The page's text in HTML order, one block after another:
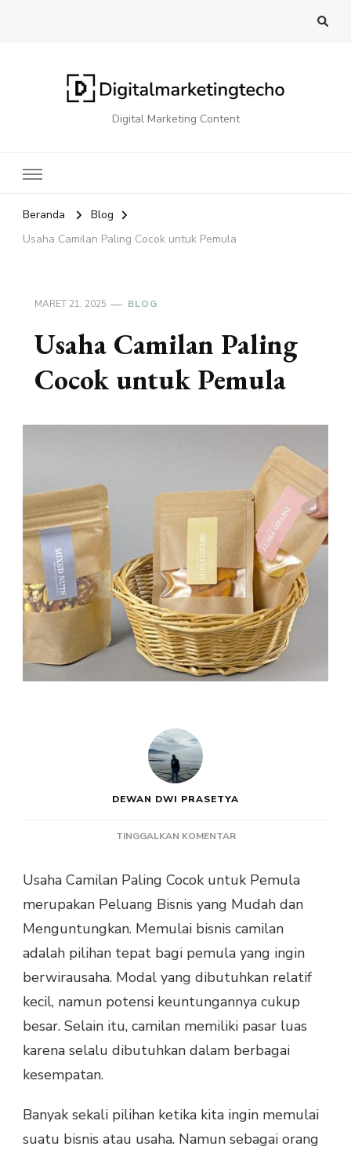
Digital Marketing Content
Beranda
Blog
Usaha Camilan Paling Cocok untuk Pemula
MARET 21, 2025 BLOG
Usaha Camilan Paling
Cocok untuk Pemula
DEWAN DWI PRASETYA
TINGGALKAN KOMENTARPADA
PALING
COCOK
PEMULA
Usaha Camilan Paling Cocok untuk Pemula
merupakan Peluang Bisnis yang Mudah dan
Menguntungkan. Memulai bisnis camilan
adalah pilihan tepat bagi pemula yang ingin
berwirausaha. Modal yang dibutuhkan relatif
kecil, namun potensi keuntungannya cukup
besar. Selain itu, camilan memiliki pasar luas
karena selalu dibutuhkan dalam berbagai
kesempatan.
Banyak sekali pilihan ketika kita ingin memulai
suatu bisnis atau usaha. Namun sebagai orang